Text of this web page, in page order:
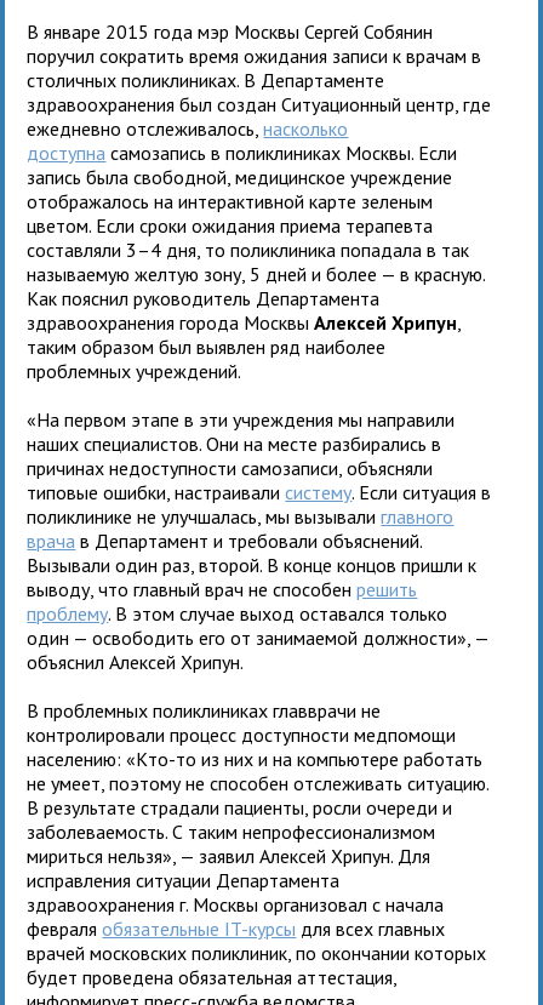
В январе 2015 года мэр Москвы Сергей Собянин
поручил сократить время ожидания записи к врачам в
столичных поликлиниках. В Департаменте
здравоохранения был создан Ситуационный центр, где
ежедневно отслеживалось,насколько
доступна самозапись в поликлиниках Москвы. Если
запись была свободной, медицинское учреждение
отображалось на интерактивной карте зеленым
цветом. Если сроки ожидания приема терапевта
составляли 3–4 дня, то поликлиника попадала в так
называемую желтую зону, 5 дней и более — в красную.
Как пояснил руководитель Департамента
здравоохранения города Москвы Алексей Хрипун
таким образом был выявлен ряд наиболее
проблемных учреждений.
«На первом этапе в эти учреждения мы направили
наших специалистов. Они на месте разбирались в
причинах недоступности самозаписи, объясняли
типовые ошибки, настраивалисистему. Если ситуация в
поликлинике не улучшалась, мы вызывалиглавного
врача в Департамент и требовали объяснений.
Вызывали один раз, второй. В конце концов пришли к
выводу, что главный врач не способенрешить
проблему. В этом случае выход оставался только
один — освободить его от занимаемой должности», —
объяснил Алексей Хрипун.
В проблемных поликлиниках главврачи не
контролировали процесс доступности медпомощи
населению: «Кто-то из них и на компьютере работать
не умеет, поэтому не способен отслеживать ситуацию.
В результате страдали пациенты, росли очереди и
заболеваемость. С таким непрофессионализмом
мириться нельзя», — заявил Алексей Хрипун. Для
исправления ситуации Департамента
здравоохранения г. Москвы организовал с начала
февраляобязательные IT-курсы для всех главных
врачей московских поликлиник, по окончании которых
будет проведена обязательная аттестация,